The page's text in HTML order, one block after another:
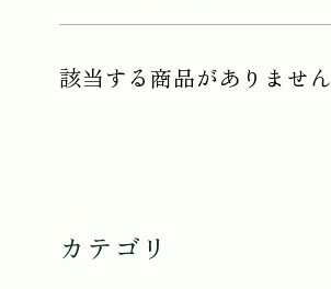
該当する商品がありません
カテゴリ